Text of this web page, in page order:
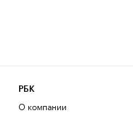
РБК
О компании